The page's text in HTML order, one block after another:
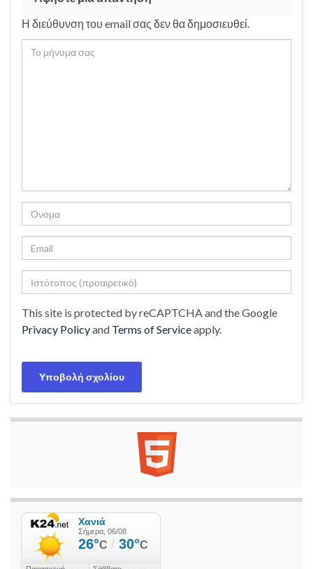
Η διεύθυνση του email σας δεν θα δημοσιευθεί.
This site is protected by reCAPTCHA and the Google
Privacy Policyand Terms of Serviceapply.